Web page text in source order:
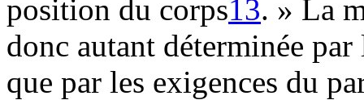
position du corps13. » La
donc autant déterminée
que par les exigences du